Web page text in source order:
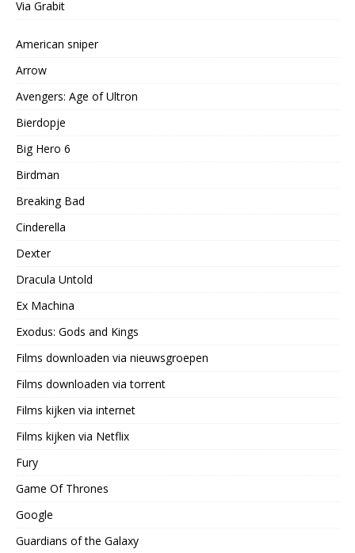
Via Grabit
American sniper
Arrow
Avengers: Age of Ultron
Bierdopje
Big Hero 6
Birdman
Breaking Bad
Cinderella
Dexter
Dracula Untold
Ex Machina
Exodus: Gods and Kings
Films downloaden via nieuwsgroepen
Films downloaden via torrent
Films kijken via internet
Films kijken via Netflix
Fury
Game Of Thrones
Google
Guardians of the Galaxy